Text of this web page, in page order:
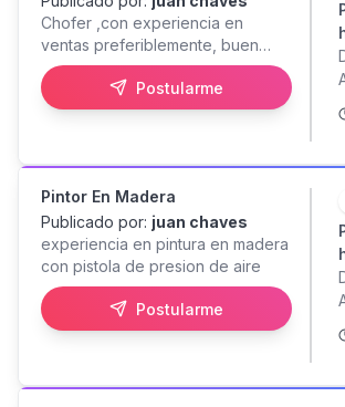
Chofer ,con experiencia en
ventas preferiblemente, buen
hablar y presentacion
Postularme
Pintor En Madera
Publicado por: juan chaves
experiencia en pintura en madera
con pistola de presion de aire
Postularme